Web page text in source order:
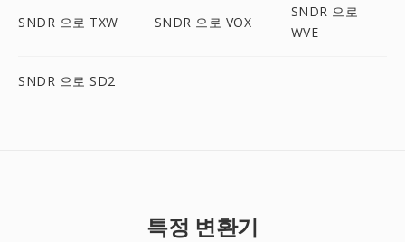
SNDR 으로 TXW SNDR 으로 VOX
SNDR 으로
WVE
SNDR 으로 SD2
특정 변환기